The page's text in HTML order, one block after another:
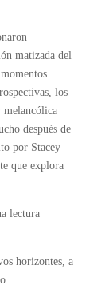
matizada del
los
melancólica
después de
por Stacey
que explora
lectura
horizontes, a